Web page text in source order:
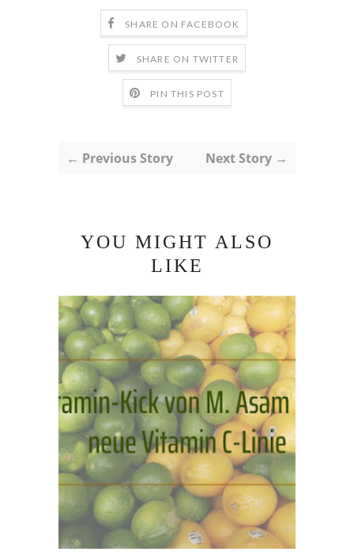
SHARE ON FACEBOOK
SHARE ON TWITTER
PIN THIS POST
← Previous Story Next Story →
YOU MIGHT ALSO
LIKE